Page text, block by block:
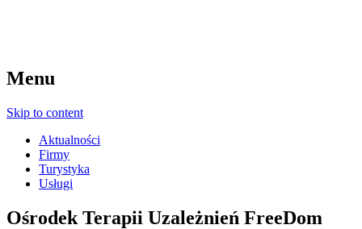
Menu
Skip to content
Aktualności
Firmy
Turystyka
Usługi
Ośrodek Terapii Uzależnień FreeDom